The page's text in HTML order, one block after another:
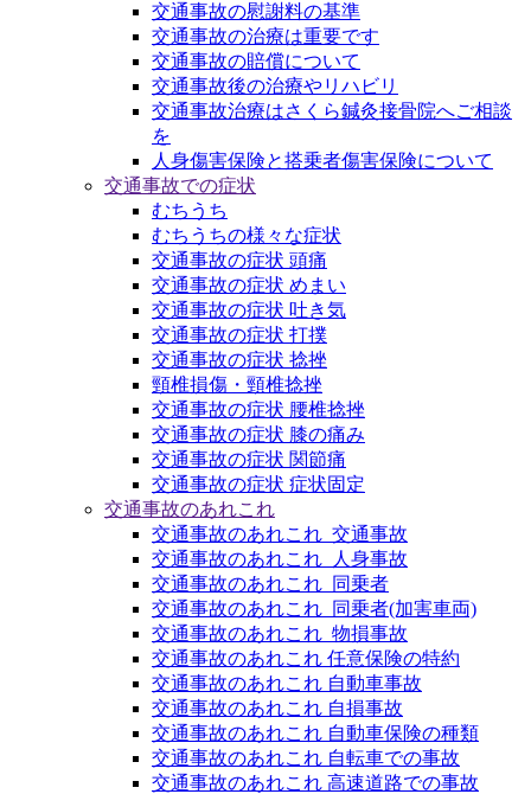
交通事故の慰謝料の基準
交通事故の治療は重要です
交通事故の賠償について
交通事故後の治療やリハビリ
交通事故治療はさくら鍼灸接骨院へご相談
を
人身傷害保険と搭乗者傷害保険について
交通事故での症状
むちうち
むちうちの様々な症状
交通事故の症状 頭痛
交通事故の症状 めまい
交通事故の症状 吐き気
交通事故の症状 打撲
交通事故の症状 捻挫
頸椎損傷・頸椎捻挫
交通事故の症状 腰椎捻挫
交通事故の症状 膝の痛み
交通事故の症状 関節痛
交通事故の症状 症状固定
交通事故のあれこれ
交通事故のあれこれ_交通事故
交通事故のあれこれ_人身事故
交通事故のあれこれ_同乗者
交通事故のあれこれ_同乗者(加害車両)
交通事故のあれこれ_物損事故
交通事故のあれこれ 任意保険の特約
交通事故のあれこれ 自動車事故
交通事故のあれこれ 自損事故
交通事故のあれこれ 自動車保険の種類
交通事故のあれこれ 自転車での事故
交通事故のあれこれ 高速道路での事故